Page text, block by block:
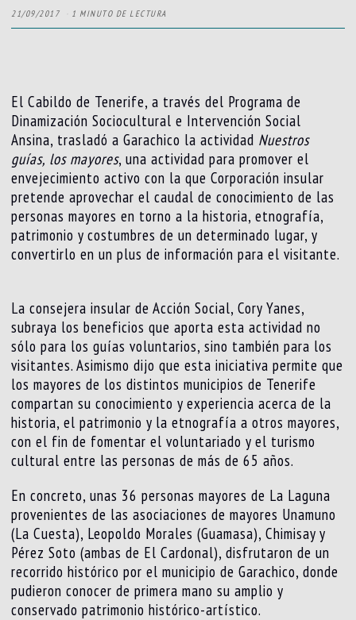
21/09/2017 1 MINUTO DE LECTURA
El Cabildo de Tenerife, a través del Programa de
Dinamización Sociocultural e Intervención Social
Ansina, trasladó a Garachico la actividad Nuestros
guías, los mayores, una actividad para promover el
envejecimiento activo con la que Corporación insular
pretende aprovechar el caudal de conocimiento de las
personas mayores en torno a la historia, etnografía,
patrimonio y costumbres de un determinado lugar, y
convertirlo en un plus de información para el visitante.
La consejera insular de Acción Social, Cory Yanes,
subraya los beneficios que aporta esta actividad no
sólo para los guías voluntarios, sino también para los
visitantes. Asimismo dijo que esta iniciativa permite que
los mayores de los distintos municipios de Tenerife
compartan su conocimiento y experiencia acerca de la
historia, el patrimonio y la etnografía a otros mayores,
con el fin de fomentar el voluntariado y el turismo
cultural entre las personas de más de 65 años.
En concreto, unas 36 personas mayores de La Laguna
provenientes de las asociaciones de mayores Unamuno
(La Cuesta), Leopoldo Morales (Guamasa), Chimisay y
Pérez Soto (ambas de El Cardonal), disfrutaron de un
recorrido histórico por el municipio de Garachico, donde
pudieron conocer de primera mano su amplio y
conservado patrimonio histórico-artístico.